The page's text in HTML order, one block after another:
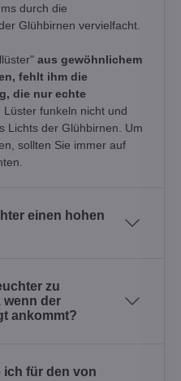
durch die
Glühbirnen vervielfacht.
aus gewöhnlichem
fehlt ihm die
die nur echte
Lüster funkeln nicht und
Lichts der Glühbirnen. Um
sollten Sie immer auf
einen hohen
zu
wenn der
ankommt?
ich für den von